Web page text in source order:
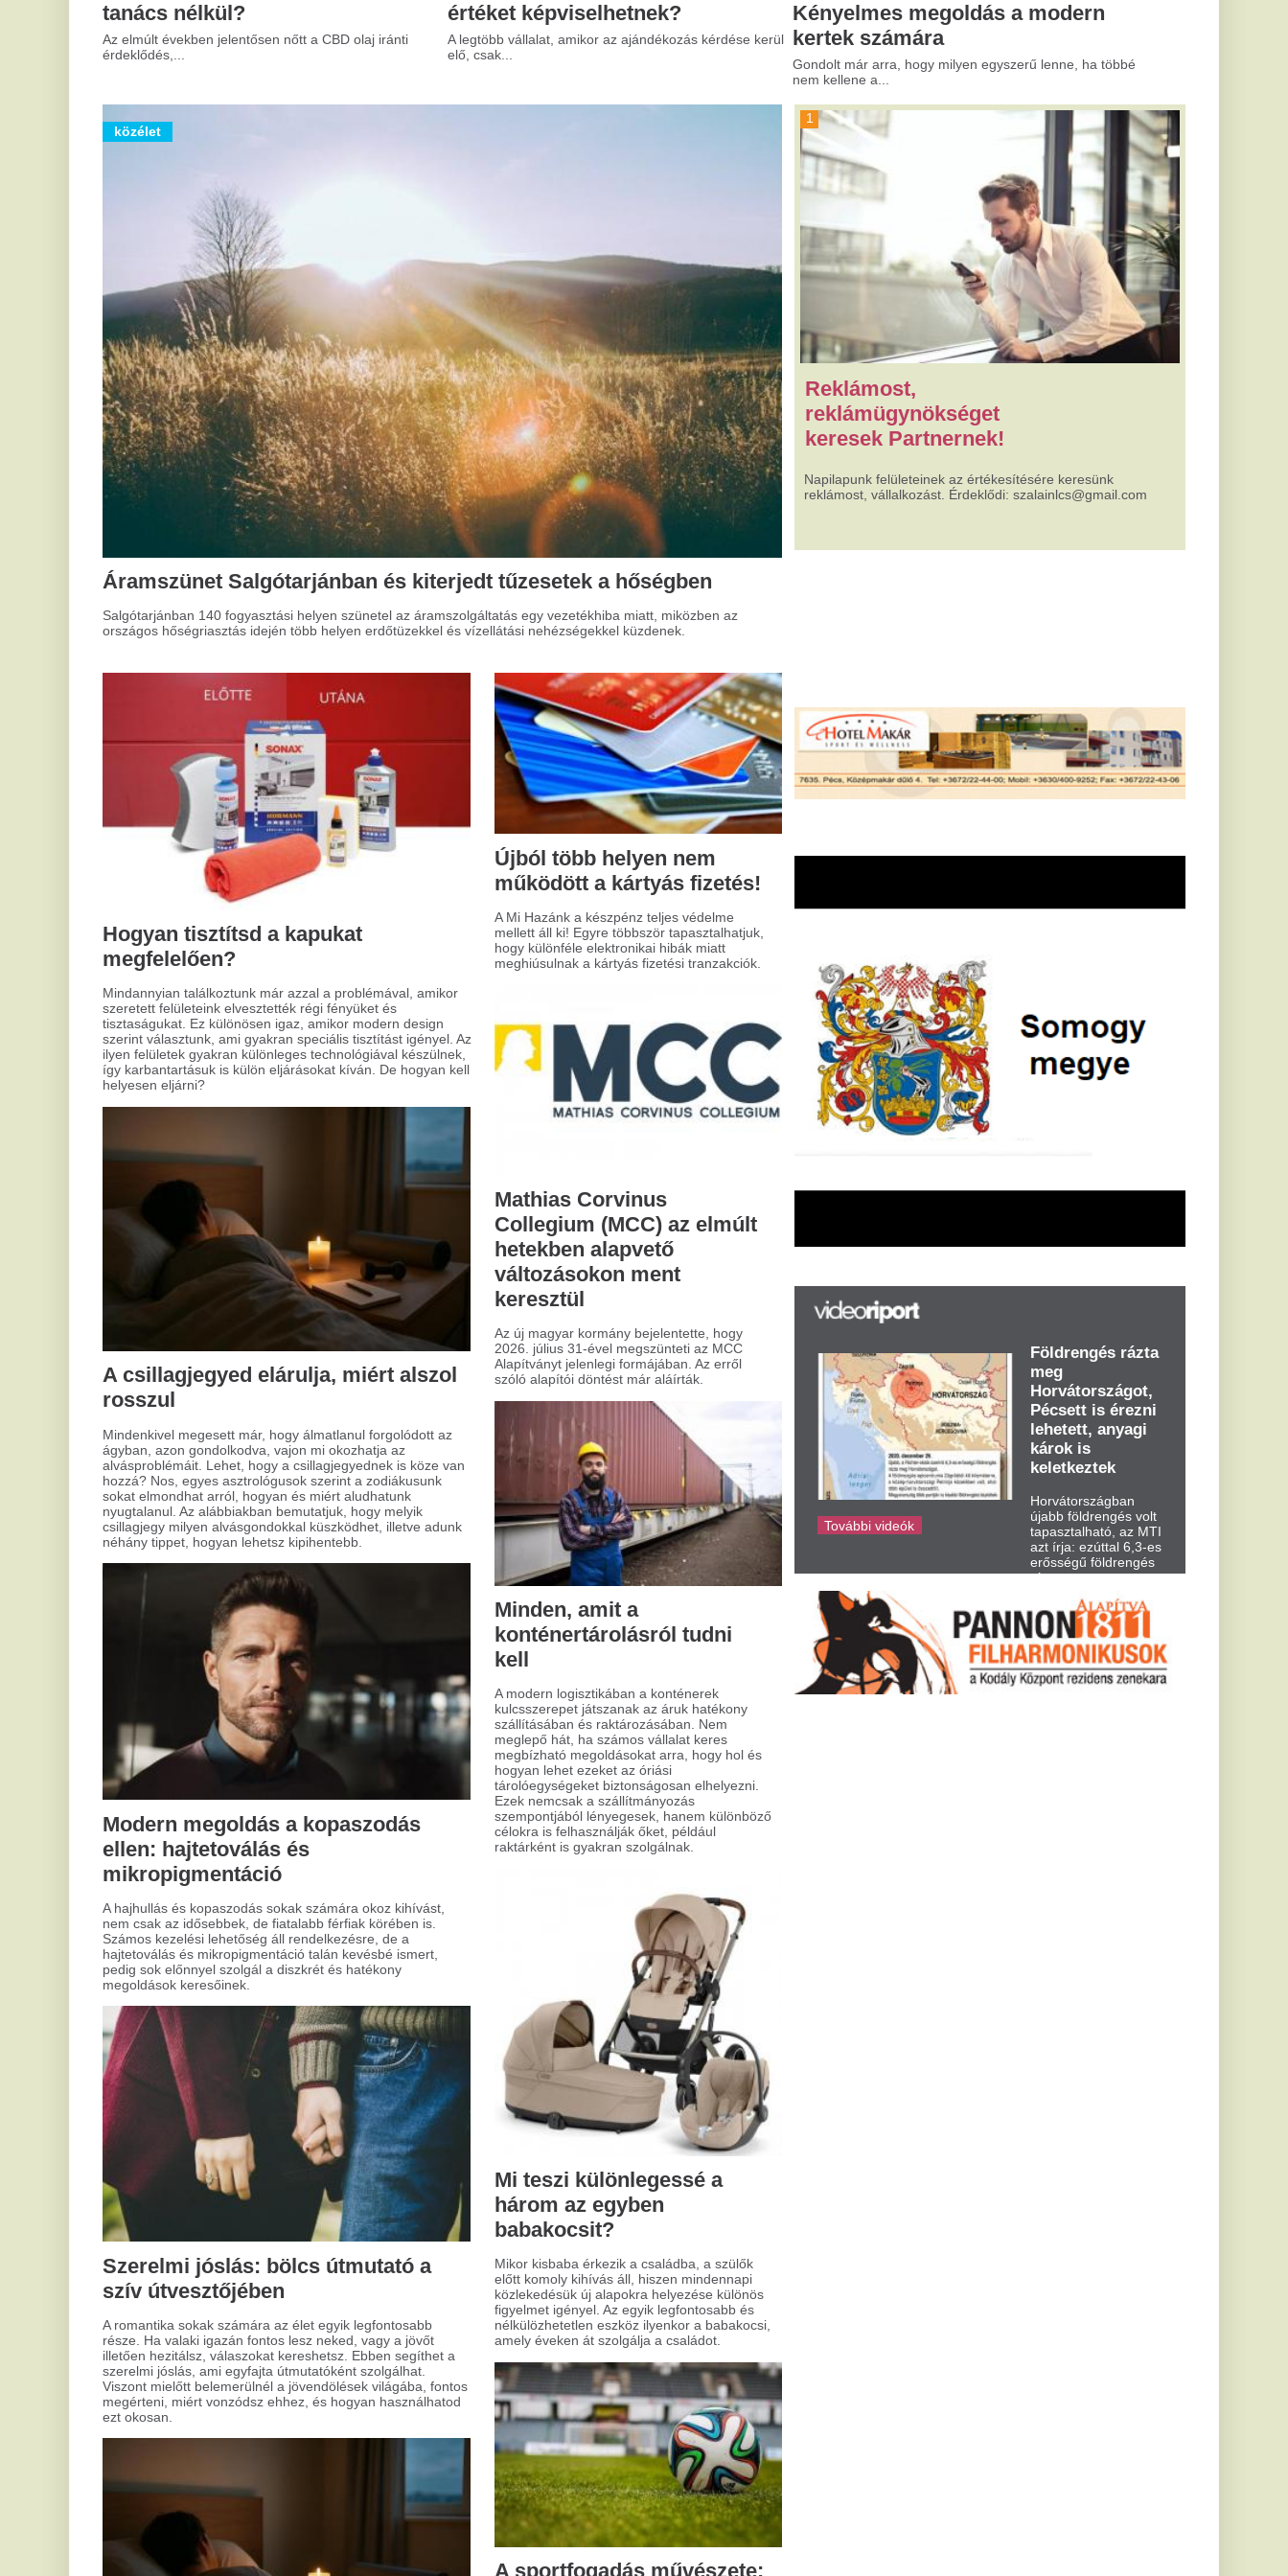
Áramszünet Salgótarjánban és kiterjedt tűzesetek a hőségben
Salgótarjánban 140 fogyasztási helyen szünetel az áramszolgáltatás egy vezetékhiba miatt, miközben az
országos hőségriasztás idején több helyen erdőtüzekkel és vízellátási nehézségekkel küzdenek.
reklámügynökséget
keresek Partnernek!
Napilapunk felületeinek az értékesítésére keresünk
reklámost, vállalkozást. Érdeklődi: szalainlcs@gmail.com
Hogyan tisztítsd a kapukat
Mindannyian találkoztunk már azzal a problémával, amikor
szeretett felületeink elvesztették régi fényüket és
tisztaságukat. Ez különösen igaz, amikor modern design
szerint választunk, ami gyakran speciális tisztítást igényel. Az
ilyen felületek gyakran különleges technológiával készülnek,
így karbantartásuk is külön eljárásokat kíván. De hogyan kell
A csillagjegyed elárulja, miért alszol
rosszul
Mindenkivel megesett már, hogy álmatlanul forgolódott az
ágyban, azon gondolkodva, vajon mi okozhatja az
alvásproblémáit. Lehet, hogy a csillagjegyednek is köze van
hozzá? Nos, egyes asztrológusok szerint a zodiákusunk
Modern megoldás a kopaszodás
ellen: hajtetoválás és
A hajhullás és kopaszodás sokak számára okoz kihívást,
nem csak az idősebbek, de fiatalabb férfiak körében is.
Számos kezelési lehetőség áll rendelkezésre, de a
hajtetoválás és mikropigmentáció talán kevésbé ismert,
pedig sok előnnyel szolgál a diszkrét és hatékony
megoldások keresőinek.
Szerelmi jóslás: bölcs útmutató a
szív útvesztőjében
A romantika sokak számára az élet egyik legfontosabb
illetően hezitálsz, válaszokat kereshetsz. Ebben segíthet a
szerelmi jóslás, ami egyfajta útmutatóként szolgálhat.
Viszont mielőtt belemerülnél a jövendölések világába, fontos
megérteni, miért vonzódsz ehhez, és hogyan használhatod
ezt okosan.
Hogyan tisztítsd a kapukat
megfelelően?
Mindannyian találkoztunk már azzal a problémával, amikor
szeretett felületeink elvesztették régi fényüket és
tisztaságukat. Ez különösen igaz, amikor modern design
szerint választunk, ami gyakran speciális tisztítást igényel. Az
ilyen felületek gyakran különleges technológiával készülnek,
így karbantartásuk is külön eljárásokat kíván. De hogyan kell
helyesen eljárni?
Hogyan varázsold otthonod
világítását tökéletessé?
nem teszi elég hívogatóvá. A lakás világítása olyan elem,
ami alapvetően határozza meg a helyiség hangulatát és
funkcionalitását. Mi lenne, ha ezen most javítanánk?
Újból több helyen nem
működött a kártyás fizetés!
A Mi Hazánk a készpénz teljes védelme
mellett áll ki! Egyre többször tapasztalhatjuk,
Mathias Corvinus
Collegium (MCC) az elmúlt
változásokon ment
Az új magyar kormány bejelentette, hogy
Alapítványt jelenlegi formájában. Az erről
Minden, amit a
konténertárolásról tudni
kell
A modern logisztikában a konténerek
kulcsszerepet játszanak az áruk hatékony
szállításában és raktározásában. Nem
meglepő hát, ha számos vállalat keres
hogyan lehet ezeket az óriási
tárolóegységeket biztonságosan elhelyezni.
Ezek nemcsak a szállítmányozás
szempontjából lényegesek, hanem különböző
célokra is felhasználják őket, például
Mi teszi különlegessé a
három az egyben
babakocsit?
Mikor kisbaba érkezik a családba, a szülők
előtt komoly kihívás áll, hiszen mindennapi
közlekedésük új alapokra helyezése különös
figyelmet igényel. Az egyik legfontosabb és
nélkülözhetetlen eszköz ilyenkor a babakocsi,
amely éveken át szolgálja a családot.
A sportfogadás művészete:
stratégiák és lehetőségek
A sportfogadás világa izgalmakkal és
kihívásokkal teli. Sokan csupán
szerencsejátékként gondolnak rá, ahol
mindig a fogadóirodáknak áll a zászló. De
vajon tényleg így van, vagy a sportfogadás
sokkal összetettebb ennél? Gondoltál már
arra, hogy ennek a tevékenységnek a
mélyére ásva milyen stratégiák és
lehetőségek rejlenek?
Mit érdemes tudni az
álgabonákról?
Az egészséges étkezési szokások egyre
nagyobb szerepet kapnak napjainkban, és
részben ennek köszönhető az álgabonák
növekvő népszerűsége. A köles, a quinoa és
a hajdina nevű magok különösen kedveltek
azok körében, akik változatosságot keresnek
a hagyományos gabonafélék között.
Földrengés rázta
meg
Horvátországot,
Pécsett is érezni
lehetett, anyagi
károk is
keletkeztek
Horvátországban
újabb földrengés volt
tapasztalható, az MTI